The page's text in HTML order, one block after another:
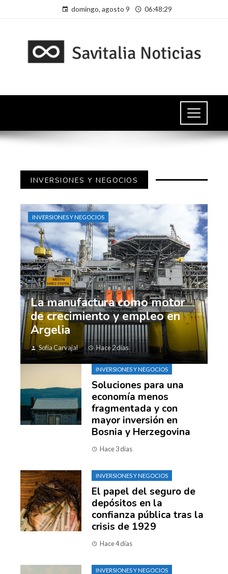
domingo, agosto 9 06:48:31
INVERSIONES Y NEGOCIOS
La manufactura como motor
de crecimiento y empleo en
Argelia
Sofía Carvajal Hace 2 días
INVERSIONES Y NEGOCIOS
INVERSIONES Y NEGOCIOS
Soluciones para una
economía menos
fragmentada y con
mayor inversión en
Bosnia y Herzegovina
Hace 3 días
INVERSIONES Y NEGOCIOS
El papel del seguro de
depósitos en la
confianza pública tras la
crisis de 1929
Hace 4 días
INVERSIONES Y NEGOCIOS